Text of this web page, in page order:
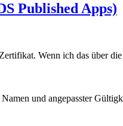
Published Apps)
Wenn ich das über
und angepasster